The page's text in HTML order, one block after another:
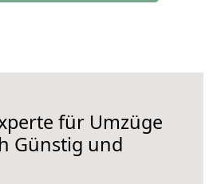
für Umzüge
Günstig und